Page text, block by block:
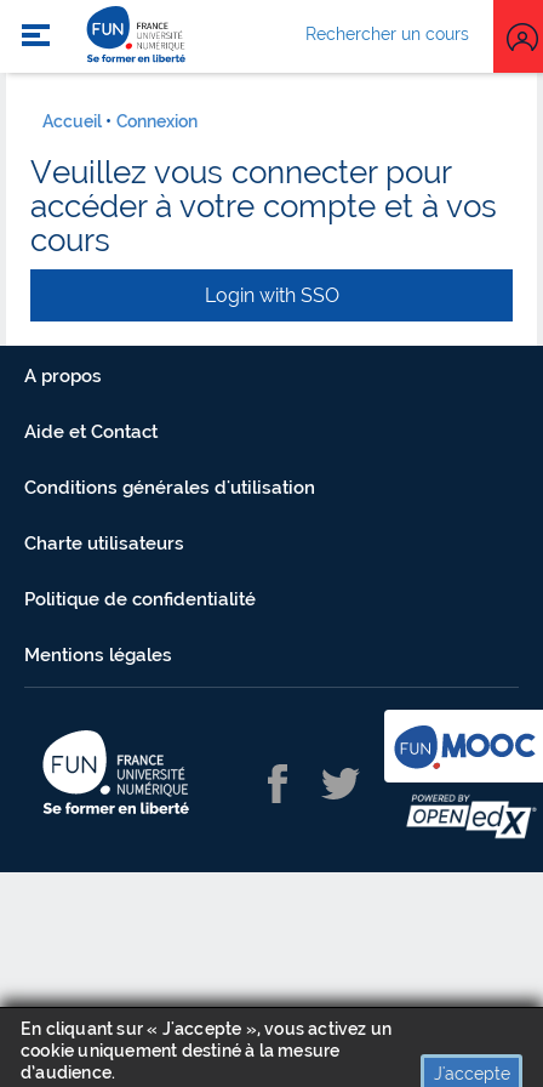
Rechercher un cours
En cliquant sur « J'accepte », vous activez un
cookie uniquement destiné à la mesure
d’audience.
J'accepte
Accueil Connexion
Veuillez vous connecter pour
accéder à votre compte et à vos
cours
Login with SSO
A propos
Aide et Contact
Conditions générales d'utilisation
Charte utilisateurs
Politique de confidentialité
Mentions légales